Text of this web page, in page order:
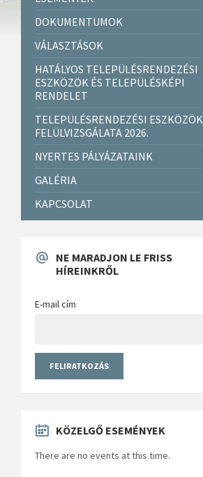
DOKUMENTUMOK
VÁLASZTÁSOK
HATÁLYOS TELEPÜLÉSRENDEZÉSI
ESZKÖZÖK ÉS TELEPÜLÉSKÉPI
RENDELET
TELEPÜLÉSRENDEZÉSI ESZKÖZÖK
FELÜLVIZSGÁLATA 2026.
NYERTES PÁLYÁZATAINK
GALÉRIA
KAPCSOLAT
NE MARADJON LE FRISS
HÍREINKRŐL
E-mail cím
KÖZELGŐ ESEMÉNYEK
There are no events at this time.